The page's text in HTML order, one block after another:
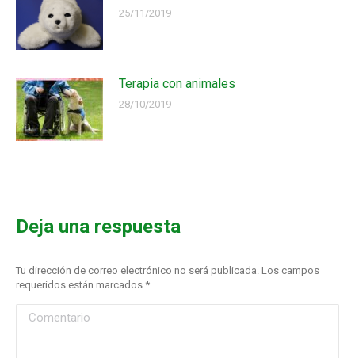
25/11/2019
Terapia con animales
28/10/2019
Deja una respuesta
Tu dirección de correo electrónico no será publicada. Los campos
requeridos están marcados *
Comentario